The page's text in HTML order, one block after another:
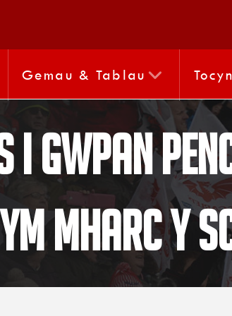
Gemau & Tablau
Gwpan
Mharc y